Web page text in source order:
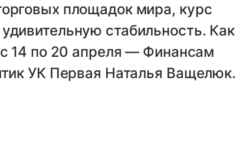
площадок мира, курс
стабильность. Как
14 по 20 апреля — Финансам
УК Первая Наталья Ващелюк.